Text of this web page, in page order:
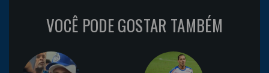
VOCÊ PODE GOSTAR TAMBÉM